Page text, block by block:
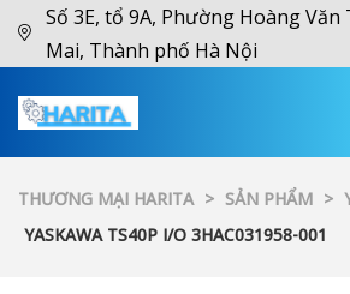
Số 3E, tổ 9A, Phường Hoàng
Mai, Thành phố Hà Nội
THƯƠNG MẠI HARITA > SẢN PHẨM >
YASKAWA TS40P I/O 3HAC031958-001